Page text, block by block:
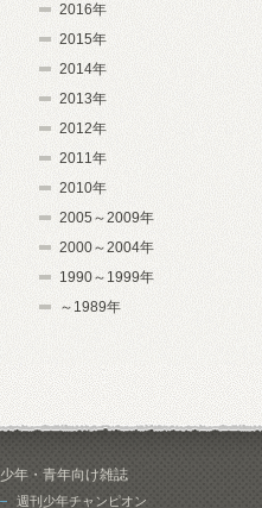
2016年
2015年
2014年
2013年
2012年
2011年
2010年
2005～2009年
2000～2004年
1990～1999年
～1989年
少年・青年向け雑誌
週刊少年チャンピオン